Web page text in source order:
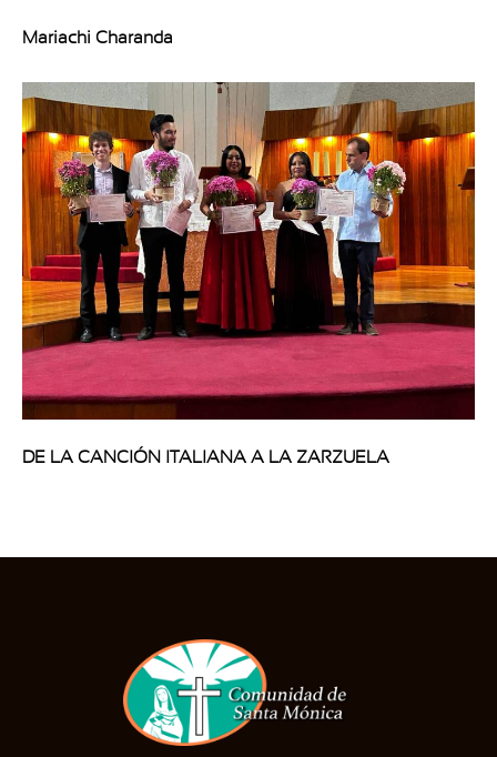
Mariachi Charanda
DE LA CANCIÓN ITALIANA A LA ZARZUELA